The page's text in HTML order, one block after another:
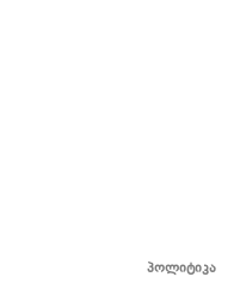
პოლიტიკა